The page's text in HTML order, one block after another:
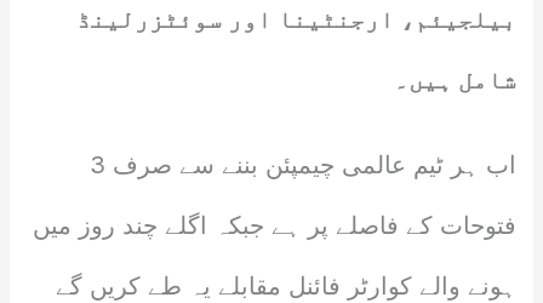
بیلجیئم، ارجنٹینا اور سوئٹزرلینڈ
شامل ہیں۔
اب ہر ٹیم عالمی چیمپئن بننے سے صرف 3
فتوحات کے فاصلے پر ہے جبکہ اگلے چند روز میں
ہونے والے کوارٹر فائنل مقابلے یہ طے کریں گے